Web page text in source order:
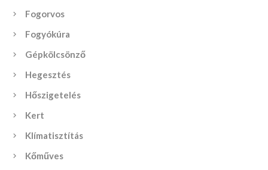
Fogorvos
Fogyókúra
Gépkölcsönző
Hegesztés
Hőszigetelés
Kert
Klímatisztítás
Kőműves